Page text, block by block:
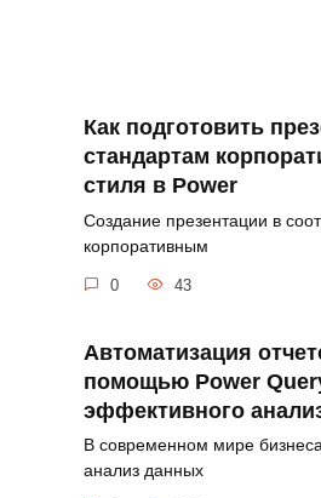
Как подготовить
стандартам
стиля в Power
Создание презентации в
корпоративным
0 43
Автоматизация
помощью Power
эффективного
В современном мире
анализ данных